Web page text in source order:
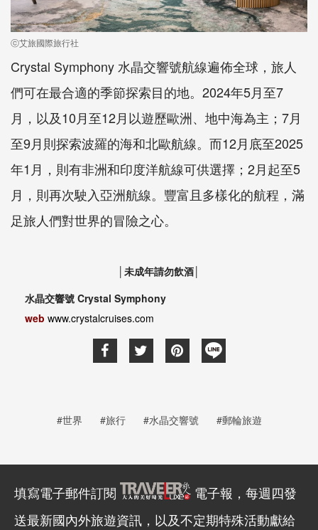
ⓒ艾旅國際旅行社
Crystal Symphony 水晶交響號航線遍佈全球，旅人
們可在最合適的季節探索目的地。2024年5月至7
月，以及10月至12月以遊歷歐洲、地中海為主；7月
至9月則探索波羅的海和北歐航線。而12月底至2025
年1月，則有非洲和印度洋航線可供選擇；2月起至5
月，則再次駛入亞洲航線。豐富且多樣化的航程，滿
足旅人們對世界的冒險之心。
│未成年請勿飲酒│
水晶交響號 Crystal Symphony
web www.crystalcruises.com
#世界 #旅行 #水晶交響號 #郵輪旅遊
填寫電子郵件訂閱
電子報，每週四發
送最新國內外旅遊資訊，以及不定期特殊活動獻給